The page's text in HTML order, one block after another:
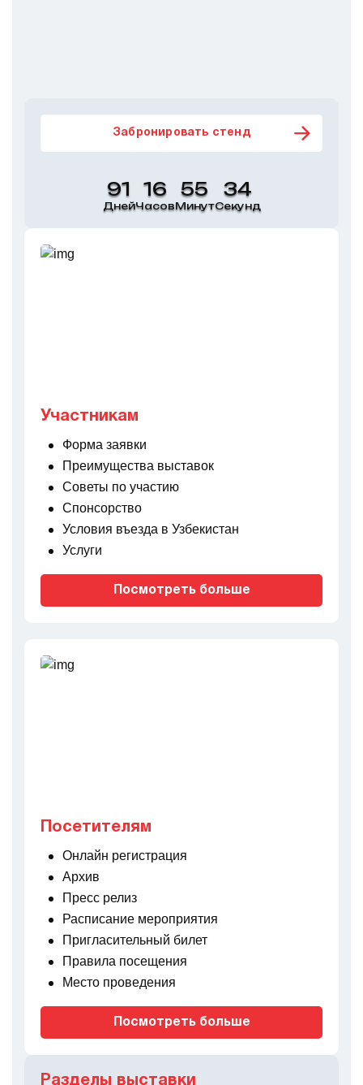
Забронировать стенд
91
Дней
16
Часов
55
Минут
34
Секунд
Участникам
Форма заявки
Преимущества выставок
Советы по участию
Спонсорство
Условия въезда в Узбекистан
Услуги
Посмотреть больше
Посетителям
Онлайн регистрация
Архив
Пресс релиз
Расписание мероприятия
Пригласительный билет
Правила посещения
Место проведения
Посмотреть больше
Разделы выставки